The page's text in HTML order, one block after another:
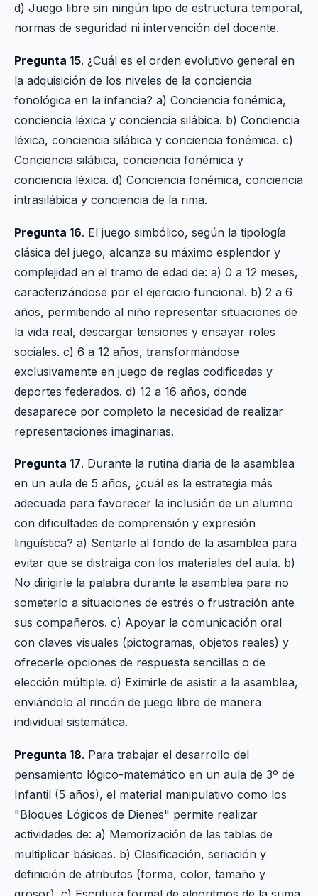
d) Juego libre sin ningún tipo de estructura temporal,
normas de seguridad ni intervención del docente.
Pregunta 15. ¿Cuál es el orden evolutivo general en
la adquisición de los niveles de la conciencia
fonológica en la infancia? a) Conciencia fonémica,
conciencia léxica y conciencia silábica. b) Conciencia
léxica, conciencia silábica y conciencia fonémica. c)
Conciencia silábica, conciencia fonémica y
conciencia léxica. d) Conciencia fonémica, conciencia
intrasilábica y conciencia de la rima.
Pregunta 16. El juego simbólico, según la tipología
clásica del juego, alcanza su máximo esplendor y
complejidad en el tramo de edad de: a) 0 a 12 meses,
caracterizándose por el ejercicio funcional. b) 2 a 6
años, permitiendo al niño representar situaciones de
la vida real, descargar tensiones y ensayar roles
sociales. c) 6 a 12 años, transformándose
exclusivamente en juego de reglas codificadas y
deportes federados. d) 12 a 16 años, donde
desaparece por completo la necesidad de realizar
representaciones imaginarias.
Pregunta 17. Durante la rutina diaria de la asamblea
en un aula de 5 años, ¿cuál es la estrategia más
adecuada para favorecer la inclusión de un alumno
con dificultades de comprensión y expresión
lingüística? a) Sentarle al fondo de la asamblea para
evitar que se distraiga con los materiales del aula. b)
No dirigirle la palabra durante la asamblea para no
someterlo a situaciones de estrés o frustración ante
sus compañeros. c) Apoyar la comunicación oral
con claves visuales (pictogramas, objetos reales) y
ofrecerle opciones de respuesta sencillas o de
elección múltiple. d) Eximirle de asistir a la asamblea,
enviándolo al rincón de juego libre de manera
individual sistemática.
Pregunta 18. Para trabajar el desarrollo del
pensamiento lógico-matemático en un aula de 3º de
Infantil (5 años), el material manipulativo como los
"Bloques Lógicos de Dienes" permite realizar
actividades de: a) Memorización de las tablas de
multiplicar básicas. b) Clasificación, seriación y
definición de atributos (forma, color, tamaño y